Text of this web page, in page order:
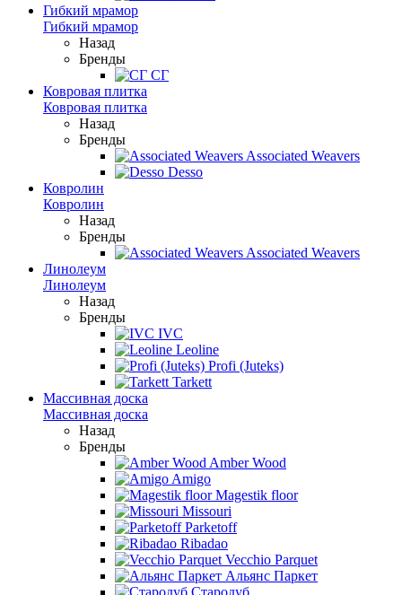
Гибкий мрамор
Гибкий мрамор
Назад
Бренды
СГ
Ковровая плитка
Ковровая плитка
Назад
Бренды
Associated Weavers
Desso
Ковролин
Ковролин
Назад
Бренды
Associated Weavers
Линолеум
Линолеум
Назад
Бренды
IVC
Leoline
Profi (Juteks)
Tarkett
Массивная доска
Массивная доска
Назад
Бренды
Amber Wood
Amigo
Magestik floor
Missouri
Parketoff
Ribadao
Vecchio Parquet
Альянс Паркет
Стародуб